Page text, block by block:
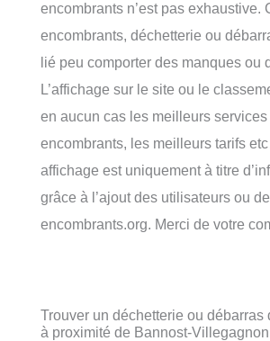
encombrants n’est pas exhaustive.
encombrants, déchetterie ou
lié peu comporter des manques ou
L’affichage sur le site ou le
en aucun cas les meilleurs services
encombrants, les meilleurs tarifs
affichage est uniquement à titre
grâce à l’ajout des utilisateurs ou
encombrants.org. Merci de votre
Trouver un déchetterie ou débarras
à proximité de Bannost-Villegagnon